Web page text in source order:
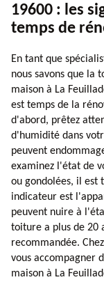
19600 : les
temps de
En tant que
nous savons que la
maison à La
est temps de la
d'abord, prêtez
d'humidité dans
peuvent
examinez l'état de
ou gondolées, il est
indicateur est
peuvent nuire à
toiture a plus de 20
recommandée.
vous accompagner
maison à La